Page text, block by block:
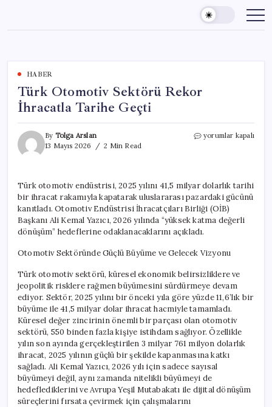
content
HABER
Türk Otomotiv Sektörü Rekor
İhracatla Tarihe Geçti
By Tolga Arslan
13 Mayıs 2026
2 Min Read
Türk
Tarihe
Geçti
için
yorumlar kapalı
Türk otomotiv endüstrisi, 2025 yılını 41,5 milyar dolarlık tarihi
bir ihracat rakamıyla kapatarak uluslararası pazardaki gücünü
kanıtladı. Otomotiv Endüstrisi İhracatçıları Birliği (OİB)
Başkanı Ali Kemal Yazıcı, 2026 yılında “yüksek katma değerli
dönüşüm” hedeflerine odaklanacaklarını açıkladı.
Otomotiv Sektöründe Güçlü Büyüme ve Gelecek Vizyonu
Türk otomotiv sektörü, küresel ekonomik belirsizliklere ve
jeopolitik risklere rağmen büyümesini sürdürmeye devam
ediyor. Sektör, 2025 yılını bir önceki yıla göre yüzde 11,6’lık bir
büyüme ile 41,5 milyar dolar ihracat hacmiyle tamamladı.
Küresel değer zincirinin önemli bir parçası olan otomotiv
sektörü, 550 binden fazla kişiye istihdam sağlıyor. Özellikle
yılın son ayında gerçekleştirilen 3 milyar 761 milyon dolarlık
ihracat, 2025 yılının güçlü bir şekilde kapanmasına katkı
sağladı. Ali Kemal Yazıcı, 2026 yılı için sadece sayısal
büyümeyi değil, aynı zamanda nitelikli büyümeyi de
hedeflediklerini ve Avrupa Yeşil Mutabakatı ile dijital dönüşüm
süreçlerini fırsata çevirmek için çalışmalarını